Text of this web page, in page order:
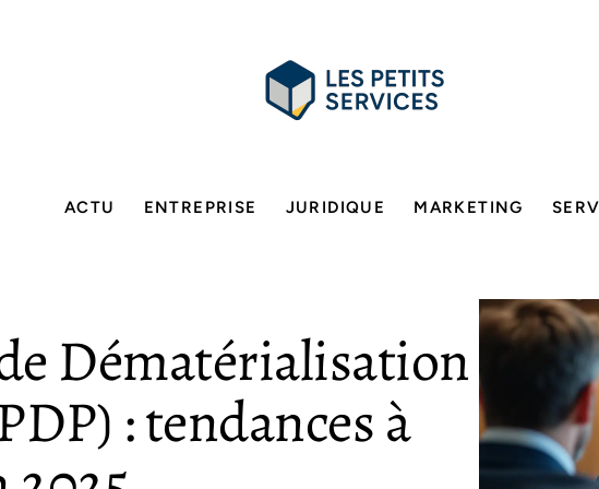
ACTU ENTREPRISE JURIDIQUE MARKETING
Dématérialisation
: tendances à